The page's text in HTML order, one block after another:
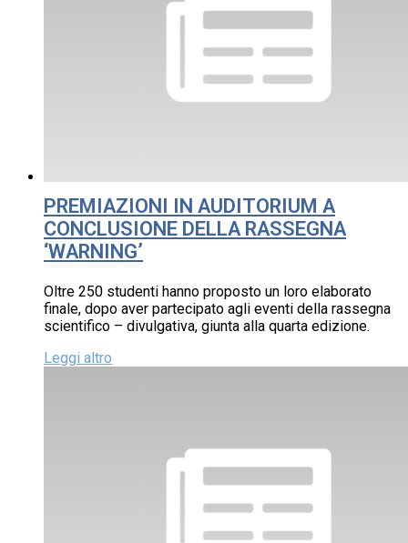
PREMIAZIONI IN AUDITORIUM A
CONCLUSIONE DELLA RASSEGNA
‘WARNING’
Oltre 250 studenti hanno proposto un loro elaborato
finale, dopo aver partecipato agli eventi della rassegna
scientifico – divulgativa, giunta alla quarta edizione.
Leggi altro